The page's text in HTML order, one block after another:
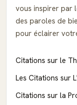
vous inspirer par
des paroles de
pour éclairer
Citations sur le
Les Citations sur
Citations sur la